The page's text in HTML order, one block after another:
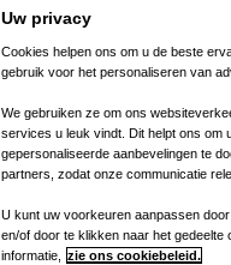
Uw privacy
Cookies helpen ons om u de beste
gebruik voor het personaliseren van
We gebruiken ze om ons
services u leuk vindt. Dit helpt ons om
gepersonaliseerde aanbevelingen te
partners, zodat onze communicatie
U kunt uw voorkeuren aanpassen
en/of door te klikken naar het
informatie,
zie ons cookiebeleid.